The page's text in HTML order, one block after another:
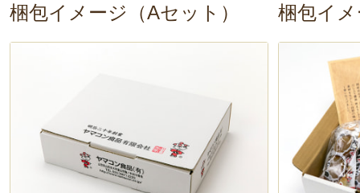
梱包イメージ（Aセット） 梱包イ